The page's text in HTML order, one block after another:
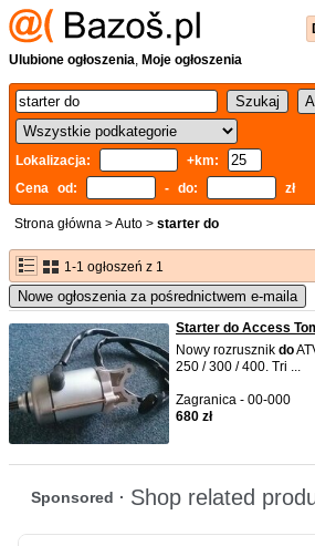
Ulubione ogłoszenia, Moje ogłoszenia
Lokalizacja:
+km:
Cena od:
- do: zł
Strona główna >Auto > starter do
1-1 ogłoszeń z 1
Nowe ogłoszenia za pośrednictwem e-maila
Starter do Access
Nowy rozrusznik do
250 / 300 / 400. Tri ...
Zagranica - 00-000
680 zł